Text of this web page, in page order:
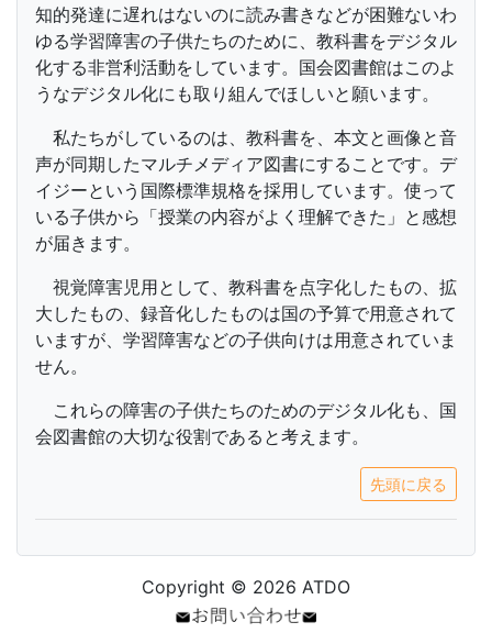
知的発達に遅れはないのに読み書きなどが困難ないわ
ゆる学習障害の子供たちのために、教科書をデジタル
化する非営利活動をしています。国会図書館はこのよ
うなデジタル化にも取り組んでほしいと願います。
私たちがしているのは、教科書を、本文と画像と音
声が同期したマルチメディア図書にすることです。デ
イジーという国際標準規格を採用しています。使って
いる子供から「授業の内容がよく理解できた」と感想
が届きます。
視覚障害児用として、教科書を点字化したもの、拡
大したもの、録音化したものは国の予算で用意されて
いますが、学習障害などの子供向けは用意されていま
せん。
これらの障害の子供たちのためのデジタル化も、国
会図書館の大切な役割であると考えます。
先頭に戻る
Copyright © 2026 ATDO